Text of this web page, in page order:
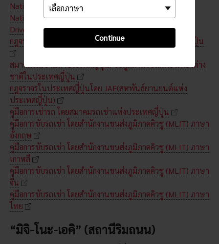
Continue
National Police Agency Traffic Safety Rules Leaflet
National Police Agency Safe Driving Videos for Foreign
Drivers
กฎจราจรในประเทศญี่ปุ่น โดยสมาคมรถเช่าแห่งประเทศญี่ปุ่น
สมาคมรถเช่าแห่งประเทศญี่ปุ่น: ข้อมูลสำหรับนักท่องเที่ยวต่าง
ชาติในประเทศญี่ปุ่น
กฎจราจรในประเทศญี่ปุ่นโดย JAF(สหพันธ์ยานยนต์แห่ง
ประเทศญี่ปุ่น)
คู่มือการเช่ารถ โดยสมาคมรถเช่าแห่งประเทศญี่ปุ่น
คู่มือการขับรถเช่า โดยสำนักงานขนส่งภูมิภาคคิวชู (MLIT) ภาษา
อังกฤษ
คู่มือการขับรถเช่า โดยสำนักงานขนส่งภูมิภาคคิวชู (MLIT) ภาษา
เกาหลี
คู่มือการขับรถเช่า โดยสำนักงานขนส่งภูมิภาคคิวชู (MLIT) ภาษา
จีน
คู่มือการขับรถเช่า โดยสำนักงานขนส่งภูมิภาคคิวชู (MLIT) ภาษา
ไทย
“มิจิ-โนะ-เอคิ” (สถานีริมถนน)